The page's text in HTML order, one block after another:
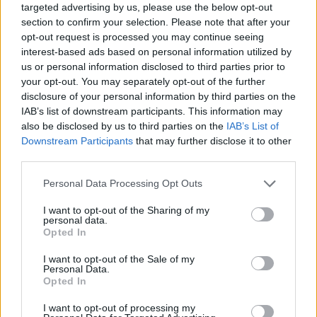
targeted advertising by us, please use the below opt-out
section to confirm your selection. Please note that after your
opt-out request is processed you may continue seeing
interest-based ads based on personal information utilized by
us or personal information disclosed to third parties prior to
your opt-out. You may separately opt-out of the further
disclosure of your personal information by third parties on the
IAB’s list of downstream participants. This information may
also be disclosed by us to third parties on the IAB’s List of
Downstream Participants that may further disclose it to other
Personal Data Processing Opt Outs
I want to opt-out of the Sharing of my
personal data.
Opted In
I want to opt-out of the Sale of my
Personal Data.
Opted In
I want to opt-out of processing my
sklerozės atveju, kitas – šalinant pykinimą,
vėmimą, tai, kas susiję su chemoterapija
gydant vėžį. Pastarasis skiriamas svorio
netekimo atveju, sergant AIDS.
Nuo praėjusių metų Vokietijoje leidžiama
vartoti CBD ekstraktą retoms epilepsijos
formoms gydyti.
Atlikti tyrimai parodė, kad šis ekstraktas ne
tik veiksmingas, bet ir sumažina priepuolių
dažnumą.
Kai kurie Vokietijos medikai kanapių